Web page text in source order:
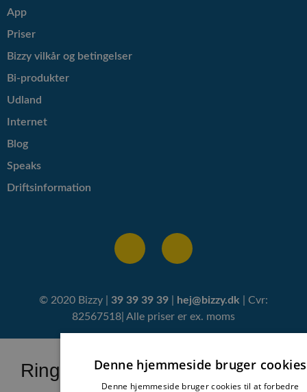
App
Priser
Bizzy vilkår og betingelser
Bi-produkter
Udland
Internet
Blog
Speaks
Driftsinformation
© 2020 Bizzy | 39 39 39 39 hej@bizzy.dk | Cvr:
82567518| Alle priser er ex. moms
Ring mig opDenne hjemmeside bruger cookies
Denne hjemmeside bruger cookies til at forbedre